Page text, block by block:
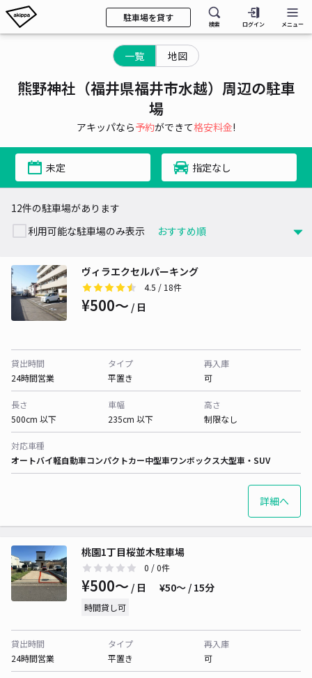
駐車場を貸す
検索 ログイン メニュー
一覧 地図
熊野神社（福井県福井市水越）周辺の駐車
場
アキッパなら予約ができて格安料金!
未定 指定なし
12件の駐車場があります
利用可能な駐車場のみ表示
ヴィラエクセルパーキング
4.5 / 18件
¥500〜 / 日
貸出時間
24時間営業
タイプ
平置き
再入庫
可
長さ
500cm 以下
車幅
235cm 以下
高さ
制限なし
対応車種
オートバイ軽自動車コンパクトカー中型車ワンボックス大型車・SUV
詳細へ
桃園1丁目桜並木駐車場
0 / 0件
¥500〜 / 日 ¥50〜 / 15分
時間貸し可
貸出時間
24時間営業
タイプ
平置き
再入庫
可